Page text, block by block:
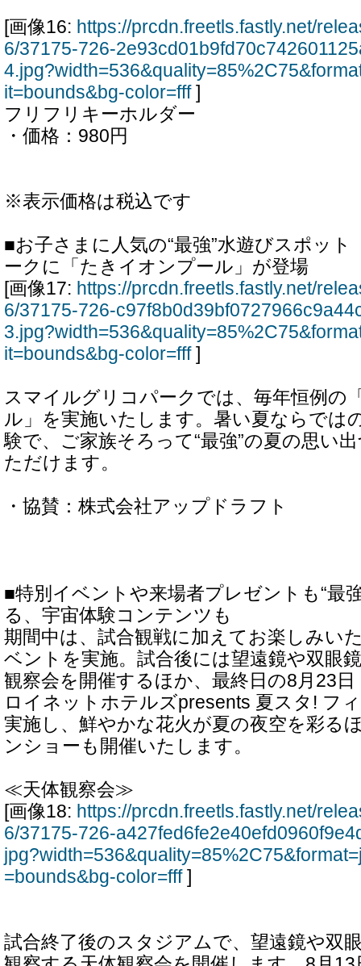
[画像16: https://prcdn.freetls.fastly.net/
6/37175-726-
it=bounds&bg-color=fff]
フリフリキーホルダー
・価格：980円
※表示価格は税込です
■お子さまに人気の“最強”水遊びスポッ
ークに「たきイオンプール」が登場
[画像17: https://prcdn.freetls.fastly.net/
6/37175-726-
it=bounds&bg-color=fff]
スマイルグリコパークでは、毎年恒例の
ル」を実施いたします。暑い夏ならでは
験で、ご家族そろって“最強”の夏の思い
ただけます。
・協賛：株式会社アップドラフト
■特別イベントや来場者プレゼントも“最
る、宇宙体験コンテンツも
期間中は、試合観戦に加えてお楽しみい
ベントを実施。試合後には望遠鏡や双眼
観察会を開催するほか、最終日の8月23
ロイネットホテルズpresents 夏スタ! フ
実施し、鮮やかな花火が夏の夜空を彩る
ンショーも開催いたします。
≪天体観察会≫
[画像18: https://prcdn.freetls.fastly.net/
6/37175-726-
=bounds&bg-color=fff]
試合終了後のスタジアムで、望遠鏡や双